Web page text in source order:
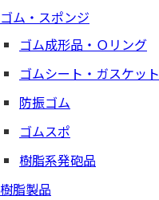
ゴム・スポンジ
ゴム成形品・Ｏリング
ゴムシート・ガスケット
防振ゴム
ゴムスポ
樹脂系発砲品
樹脂製品